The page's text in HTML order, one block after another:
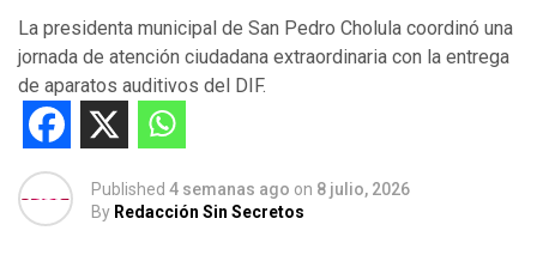
La presidenta municipal de San Pedro Cholula coordinó una
jornada de atención ciudadana extraordinaria con la entrega
de aparatos auditivos del DIF.
Published 4 semanas ago on 8 julio, 2026
By Redacción Sin Secretos